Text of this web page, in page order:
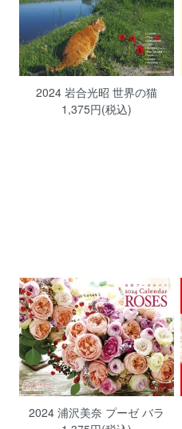
2024 岩合光昭 世界の猫
1,375円(税込)
2024 浦沢美奈 プーゼ バラ